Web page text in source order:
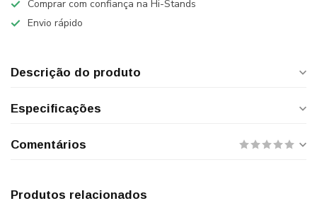
Comprar com confiança na Hi-Stands
Envio rápido
Descrição do produto
Especificações
Comentários
Produtos relacionados